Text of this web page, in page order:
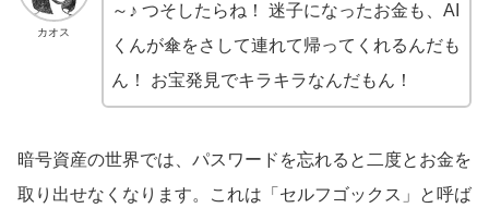
カオス
～♪ つそしたらね！ 迷子になったお金も、AI
くんが傘をさして連れて帰ってくれるんだも
ん！ お宝発見でキラキラなんだもん！
暗号資産の世界では、パスワードを忘れると二度とお金を
取り出せなくなります。これは「セルフゴックス」と呼ば